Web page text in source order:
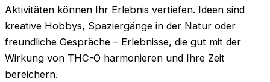
Aktivitäten können Ihr Erlebnis vertiefen. Ideen sind
kreative Hobbys, Spaziergänge in der Natur oder
freundliche Gespräche – Erlebnisse, die gut mit der
Wirkung von THC-O harmonieren und Ihre Zeit
bereichern.